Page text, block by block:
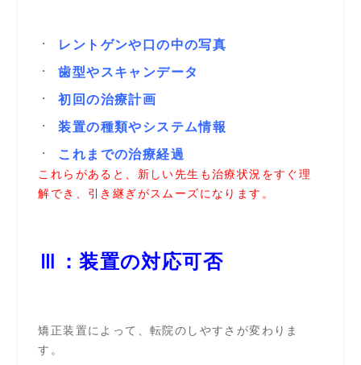
レントゲンや口の中の写真
歯型やスキャンデータ
初回の治療計画
装置の種類やシステム情報
これまでの治療経過
これらがあると、新しい先生も治療状況をすぐ理
解でき、引き継ぎがスムーズになります。
Ⅲ：装置の対応可否
矯正装置によって、転院のしやすさが変わりま
す。